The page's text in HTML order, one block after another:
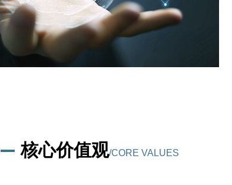
核心价值观/CORE VALUES